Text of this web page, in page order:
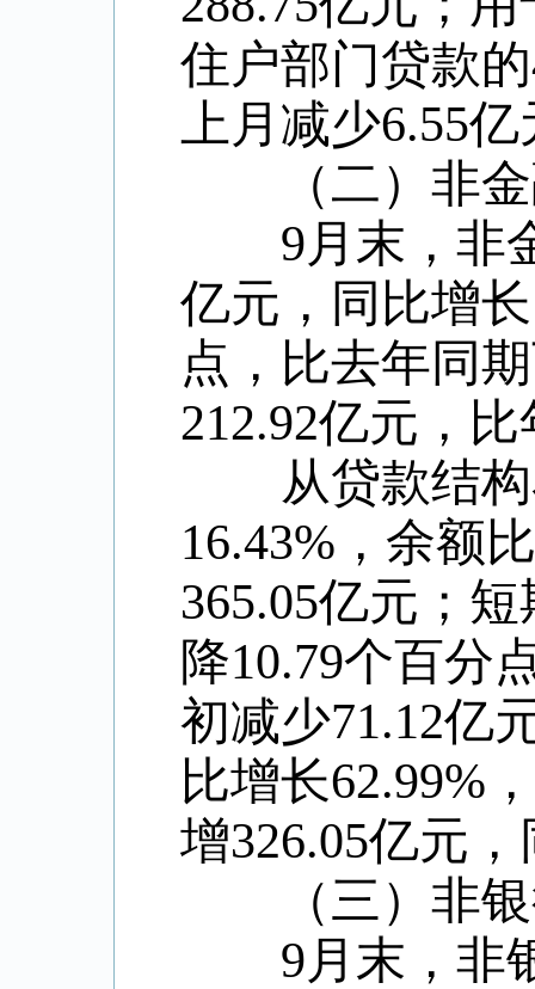
住户部门贷款的
上月减少6.55亿
（二）非金
9月末，非
亿元，同比增长
点，比去年同
212.92亿元，比
从贷款结构
16.43% ，余额
365.05亿元；短
降10.79个百分
初减少71.12亿
比增长62.99%
增326.05亿元，
（三）非银
9月末，非